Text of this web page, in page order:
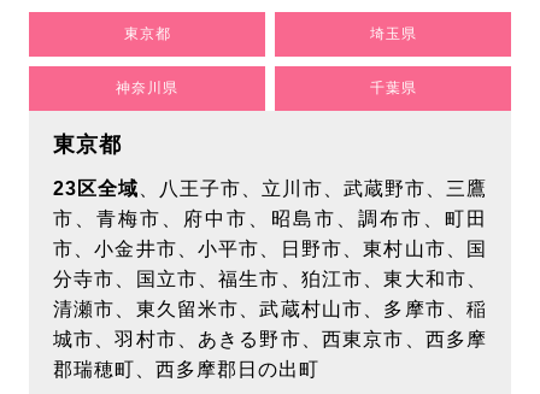
を利用させていただきます。個人情報の利用範囲
に関しては、次項目「第三者への開示について」
をご確認ください。
各種サービス提供のため
市場調査･お客様ご利用状況の分析のため
各種サービス案内のため
お客様に提供するサービス向上･改善のため
関連情報のご案内を送付
【個人を特定しない属性情報・行動履歴の取得及
び利用について】
当ウェブサイトでは、広告配信事業者が提供する
プログラムを利用し、特定のサイトにおいて行動
東京都 埼玉県
神奈川県 千葉県
東京都
23区全域 、八王子市、立川市、武蔵野市、三鷹
市、青梅市、府中市、昭島市、調布市、町田
市、小金井市、小平市、日野市、東村山市、国
分寺市、国立市、福生市、狛江市、東大和市、
清瀬市、東久留米市、武蔵村山市、多摩市、稲
城市、羽村市、あきる野市、西東京市、西多摩
郡瑞穂町、西多摩郡日の出町